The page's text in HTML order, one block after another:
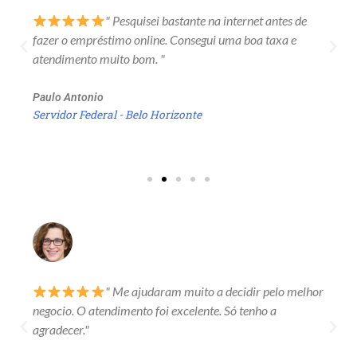
" Pesquisei bastante na internet antes de
fazer o empréstimo online. Consegui uma boa taxa e
atendimento muito bom. "
Paulo Antonio
Servidor Federal - Belo Horizonte
" Me ajudaram muito a decidir pelo melhor
negocio. O atendimento foi excelente. Só tenho a
agradecer."